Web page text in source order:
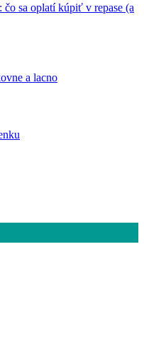
čo sa oplatí kúpiť v repase (a
a lacno